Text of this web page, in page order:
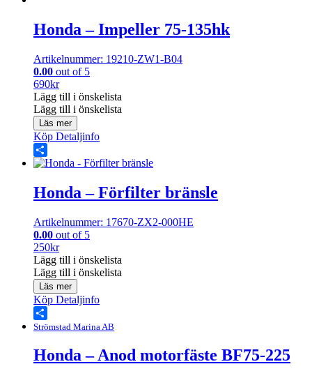
Honda – Impeller 75-135hk
Artikelnummer: 19210-ZW1-B04
0.00 out of 5
690kr
Lägg till i önskelista
Lägg till i önskelista
Läs mer
Köp Detaljinfo
Share
Honda – Förfilter bränsle
Artikelnummer: 17670-ZX2-000HE
0.00 out of 5
250kr
Lägg till i önskelista
Lägg till i önskelista
Läs mer
Köp Detaljinfo
Share
Strömstad Marina AB
Honda – Anod motorfäste BF75-225